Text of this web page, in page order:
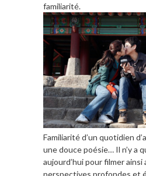
familiarité.
Familiarité d’un quotidien
une douce poésie… Il n’y a
aujourd’hui pour filmer ainsi
perspectives profondes et